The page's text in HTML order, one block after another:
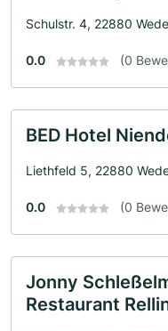
Schulstr. 4, 22880
0.0 (0
BED Hotel
Liethfeld 5, 22880
0.0 (0
Jonny
Restaurant